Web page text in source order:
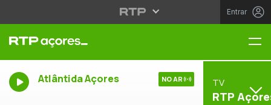
Entrar
Atlântida Açores NO AR TV
RTP